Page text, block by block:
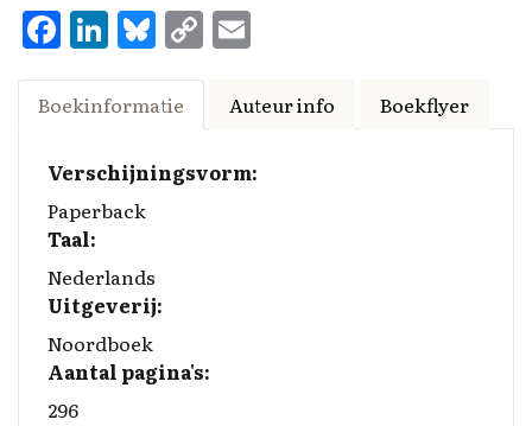
F
a
ce
o
o
k
Li
n
k
d
I
n
Bl
u
es
y
C
o
y
Li
ai
Boekinformatie Auteur info Boekflyer
Verschijningsvorm:
Paperback
Taal:
Nederlands
Uitgeverij:
Noordboek
Aantal pagina's:
296